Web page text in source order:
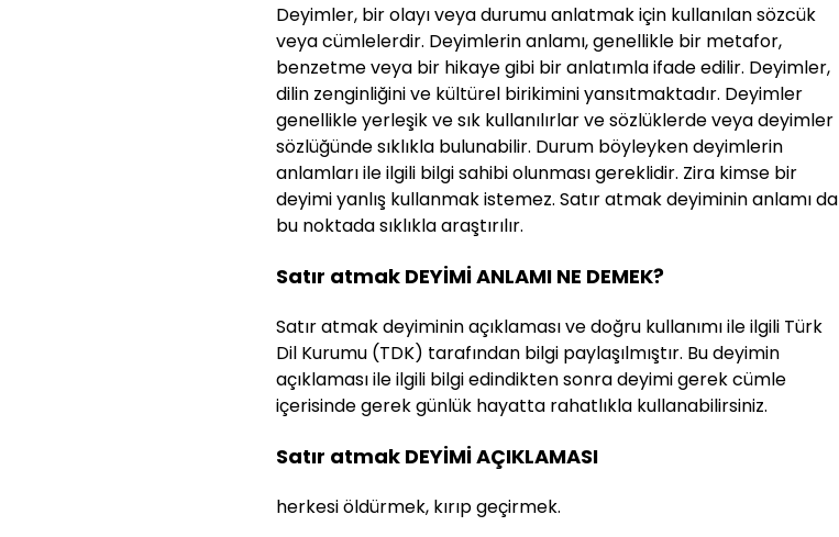
Deyimler, bir olayı veya durumu anlatmak için kullanılan sözcük
veya cümlelerdir. Deyimlerin anlamı, genellikle bir metafor,
benzetme veya bir hikaye gibi bir anlatımla ifade edilir. Deyimler,
dilin zenginliğini ve kültürel birikimini yansıtmaktadır. Deyimler
genellikle yerleşik ve sık kullanılırlar ve sözlüklerde veya deyimler
sözlüğünde sıklıkla bulunabilir. Durum böyleyken deyimlerin
anlamları ile ilgili bilgi sahibi olunması gereklidir. Zira kimse bir
deyimi yanlış kullanmak istemez. Satır atmak deyiminin anlamı da
bu noktada sıklıkla araştırılır.
Satır atmak DEYİMİ ANLAMI NE DEMEK?
Satır atmak deyiminin açıklaması ve doğru kullanımı ile ilgili Türk
Dil Kurumu (TDK) tarafından bilgi paylaşılmıştır. Bu deyimin
açıklaması ile ilgili bilgi edindikten sonra deyimi gerek cümle
içerisinde gerek günlük hayatta rahatlıkla kullanabilirsiniz.
Satır atmak DEYİMİ AÇIKLAMASI
herkesi öldürmek, kırıp geçirmek.